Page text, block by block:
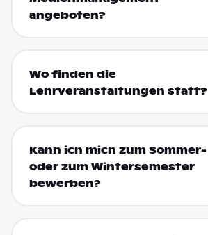
angeboten?
Wo finden die
Lehrveranstaltungen statt?
Kann ich mich zum Sommer-
oder zum Wintersemester
bewerben?